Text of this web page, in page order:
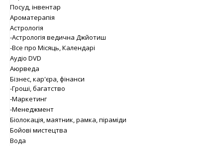
Посуд, інвентар
Ароматерапія
Астрологія
-Астрологія ведична Джйотиш
-Все про Місяць, Календарі
Аудіо DVD
Аюрведа
Бізнес, кар'єра, фінанси
-Гроші, багатство
-Маркетинг
-Менеджмент
Біолокація, маятник, рамка, піраміди
Бойові мистецтва
Вода